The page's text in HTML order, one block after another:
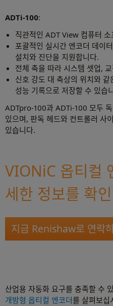
ADTi-100:
직관적인 ADT View 컴퓨터
포괄적인 실시간 엔코더 데이
설치와 진단을 지원합니다.
전체 축을 따라 시스템 셋업,
신호 강도 대 축상의 위치와
성능 기록으로 저장할 수 있습
ADTpro-100과 ADTi-100 모두
있으며, 판독 헤드와 컨트롤러 사
있습니다.
VIONiC 옵티컬
세한 정보를 확
지금 Renishaw로 연락
산업용 자동화 요구를 충족할 수
개방형 옵티컬 엔코더를 살펴보십